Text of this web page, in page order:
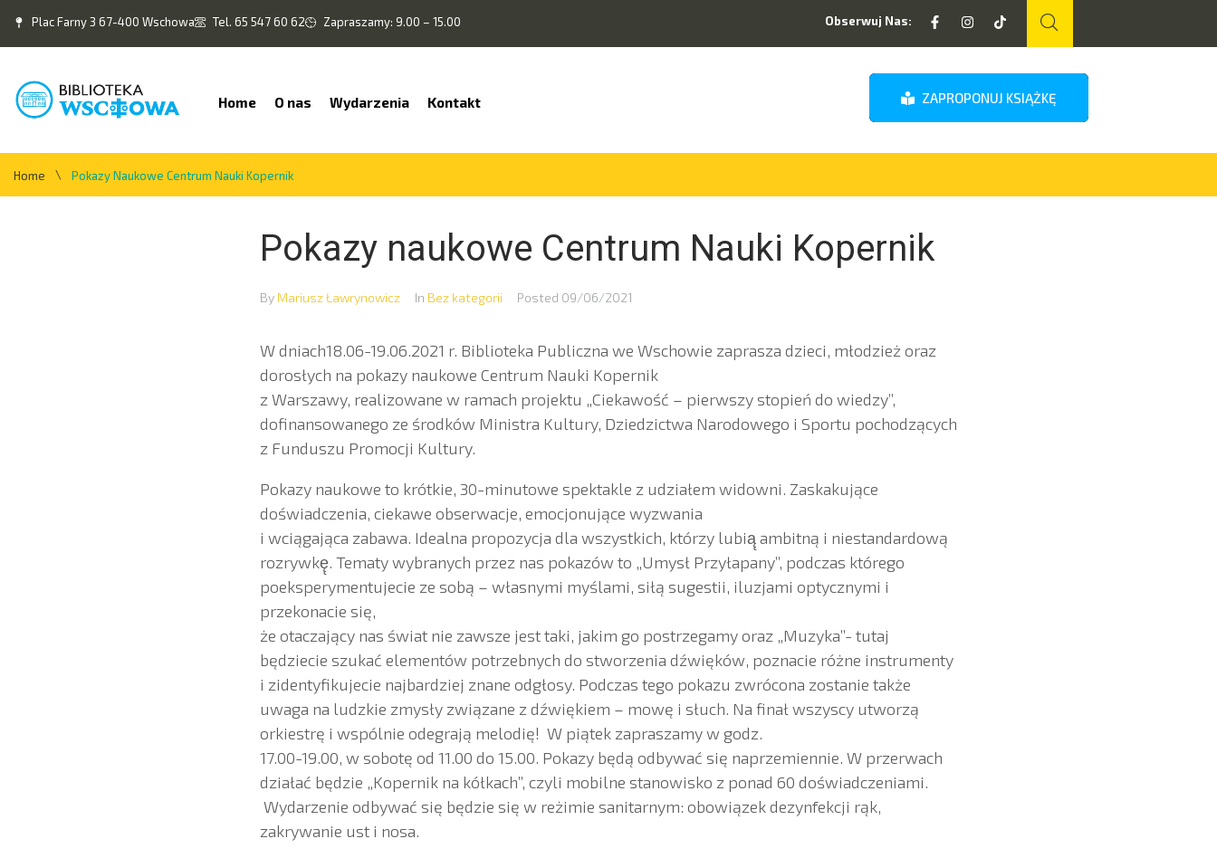
Plac Farny 3 67-400 Wschowa Tel. 65 547 60 62 Zapraszamy: 9.00 – 15.00 Obserwuj Nas:
Home O nas Wydarzenia Kontakt ZAPROPONUJ KSIĄŻKĘ
Home \ Pokazy Naukowe Centrum Nauki Kopernik
Pokazy naukowe Centrum Nauki Kopernik
By Mariusz Ławrynowicz In Bez kategorii Posted 09/06/2021
W dniach18.06-19.06.2021 r. Biblioteka Publiczna we Wschowie zaprasza dzieci, młodzież oraz
dorosłych na pokazy naukowe Centrum Nauki Kopernik
z Warszawy, realizowane w ramach projektu „Ciekawość – pierwszy stopień do wiedzy”,
dofinansowanego ze środków Ministra Kultury, Dziedzictwa Narodowego i Sportu pochodzących
z Funduszu Promocji Kultury.
Pokazy naukowe to krótkie, 30-minutowe spektakle z udziałem widowni. Zaskakujące
doświadczenia, ciekawe obserwacje, emocjonujące wyzwania
i wciągająca zabawa. Idealna propozycja dla wszystkich, którzy lubią̨ ambitną i niestandardową
rozrywkę̨. Tematy wybranych przez nas pokazów to „Umysł Przyłapany”, podczas którego
poeksperymentujecie ze sobą – własnymi myślami, siłą sugestii, iluzjami optycznymi i
przekonacie się,
że otaczający nas świat nie zawsze jest taki, jakim go postrzegamy oraz „Muzyka”- tutaj
będziecie szukać elementów potrzebnych do stworzenia dźwięków, poznacie różne instrumenty
i zidentyfikujecie najbardziej znane odgłosy. Podczas tego pokazu zwrócona zostanie także
uwaga na ludzkie zmysły związane z dźwiękiem – mowę i słuch. Na finał wszyscy utworzą
orkiestrę i wspólnie odegrają melodię! W piątek zapraszamy w godz.
17.00-19.00, w sobotę od 11.00 do 15.00. Pokazy będą odbywać się naprzemiennie. W przerwach
działać będzie „Kopernik na kółkach”, czyli mobilne stanowisko z ponad 60 doświadczeniami.
Wydarzenie odbywać się będzie się w reżimie sanitarnym: obowiązek dezynfekcji rąk,
zakrywanie ust i nosa.